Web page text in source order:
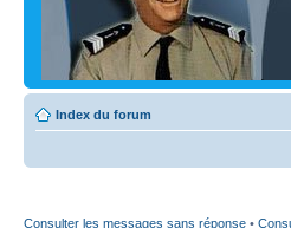
Index du forum
Consulter les messages sans réponse •